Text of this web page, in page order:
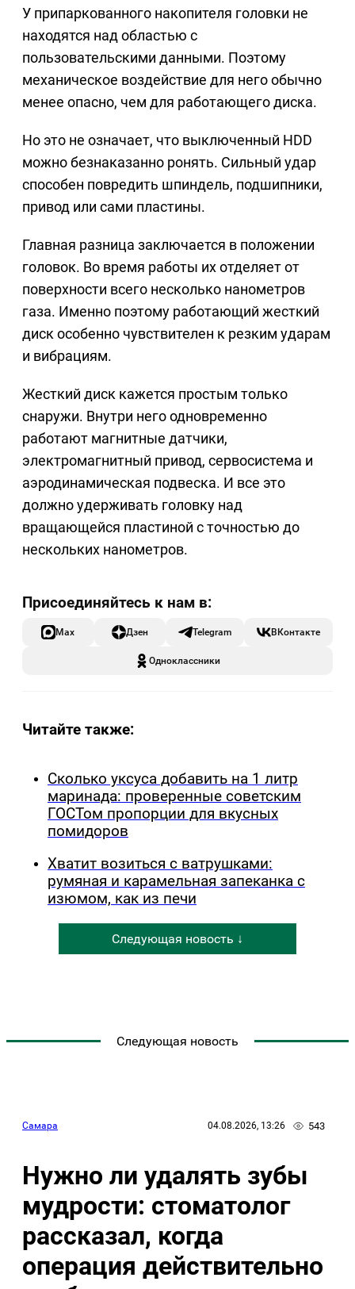
У припаркованного накопителя головки не
находятся над областью с
пользовательскими данными. Поэтому
механическое воздействие для него обычно
менее опасно, чем для работающего диска.
Но это не означает, что выключенный HDD
можно безнаказанно ронять. Сильный удар
способен повредить шпиндель, подшипники,
привод или сами пластины.
Главная разница заключается в положении
головок. Во время работы их отделяет от
поверхности всего несколько нанометров
газа. Именно поэтому работающий жесткий
диск особенно чувствителен к резким ударам
и вибрациям.
Жесткий диск кажется простым только
снаружи. Внутри него одновременно
работают магнитные датчики,
электромагнитный привод, сервосистема и
аэродинамическая подвеска. И все это
должно удерживать головку над
вращающейся пластиной с точностью до
нескольких нанометров.
Max Дзен Telegram ВКонтакте
Одноклассники
Читайте также:
Сколько уксуса добавить на 1 литр
маринада: проверенные советским
ГОСТом пропорции для вкусных
помидоров
Хватит возиться с ватрушками:
румяная и карамельная запеканка с
изюмом, как из печи
Следующая новость ↓
Следующая новость
Самара 04.08.2026, 13:26 543
Нужно ли удалять зубы
мудрости: стоматолог
рассказал, когда
операция действительно